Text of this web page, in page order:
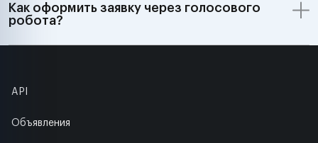
Как оформить заявку через голосового
робота?
API
Объявления